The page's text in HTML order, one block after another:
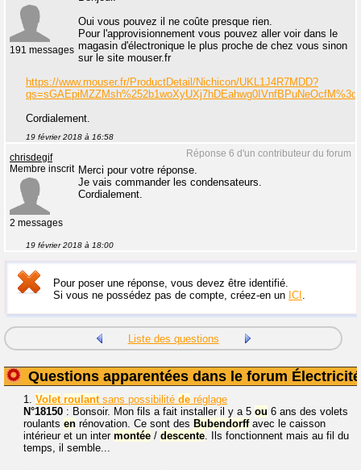
191 messages
Oui vous pouvez il ne coûte presque rien.
Pour l'approvisionnement vous pouvez aller voir dans le
magasin d'électronique le plus proche de chez vous sinon
sur le site mouser.fr
https://www.mouser.fr/ProductDetail/Nichicon/UKL1J4R7MDD?
qs=sGAEpiMZZMsh%252b1woXyUXj7hDEahwg0IVnfBPuNeOcfM%3d
Cordialement.
19 février 2018 à 16:58
Réponse 6 d'un contributeur du forum
chrisdegif
Membre inscrit
2 messages
Merci pour votre réponse.
Je vais commander les condensateurs.
Cordialement.
19 février 2018 à 18:00
Pour poser une réponse, vous devez être identifié.
Si vous ne possédez pas de compte, créez-en un ICI .
Liste des questions
Questions apparentées dans le forum Électricité
1. Volet roulantsans possibilité de réglage
N°18150 : Bonsoir. Mon fils a fait installer il y a 5 ou 6 ans des volets
roulants en rénovation. Ce sont des Bubendorffavec le caisson
intérieur et un inter montée / descente. Ils fonctionnent mais au fil du
temps, il semble...